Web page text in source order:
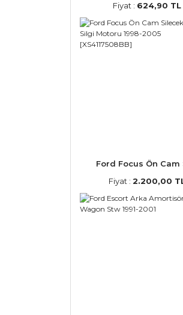
Fiyat : 624,90 TL
Ford Focus Ön Cam
Fiyat : 2.200,00